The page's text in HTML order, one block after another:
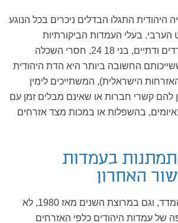
היהודית התגלו הבדלים ניכרים בכל הנוגע
הערבי. בעלי העמדות הביקורתיות
והשליליות כוללים חרדים ודתיים, בני 18 24, חסרי השכלה
החשובה ביותר היא הדת היהודית
הישראלית), המשתייכים לימין
להם קשרי חברות או שאינם מבלים זמן עם
בהשפלות או במכות מצד אזרחים
בעמדות
האחרון
בשנות המחקר של המדד, וגם במרוצת השנים מאז 1980, לא
של עמדות היהודים כלפי האזרחים